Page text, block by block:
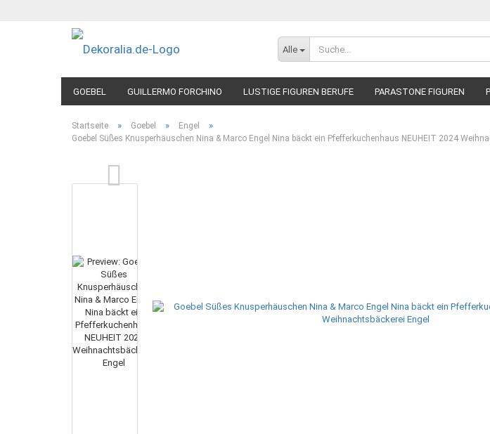
Alle
GOEBEL GUILLERMO FORCHINO LUSTIGE FIGUREN BERUFE PARASTONE FIGUREN
Startseite » Goebel » Engel »
Goebel Süßes Knusperhäuschen Nina & Marco Engel Nina bäckt ein Pfefferkuchenhaus NEUHEIT 2024